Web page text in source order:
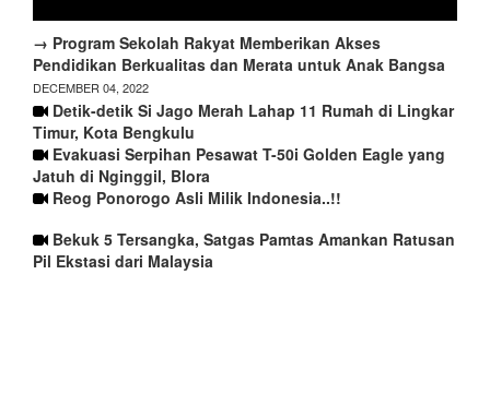
→ Program Sekolah Rakyat Memberikan Akses
Pendidikan Berkualitas dan Merata untuk Anak Bangsa
DECEMBER 04, 2022
Detik-detik Si Jago Merah Lahap 11 Rumah di Lingkar
Timur, Kota Bengkulu
Evakuasi Serpihan Pesawat T-50i Golden Eagle yang
Jatuh di Nginggil, Blora
Reog Ponorogo Asli Milik Indonesia..!!
Bekuk 5 Tersangka, Satgas Pamtas Amankan Ratusan
Pil Ekstasi dari Malaysia